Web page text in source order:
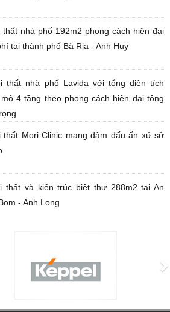
thất nhà phố 192m2 phong cách hiện đại
tại thành phố Bà Rịa - Anh Huy
thất nhà phố Lavida với tổng diện tích
4 tầng theo phong cách hiện đại tông
thất Mori Clinic mang đậm dấu ấn xứ sở
thất và kiến trúc biệt thư 288m2 tại An
- Anh Long